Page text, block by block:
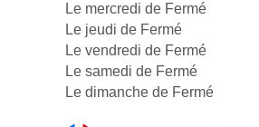
Le mercredi de Fermé
Le jeudi de Fermé
Le vendredi de Fermé
Le samedi de Fermé
Le dimanche de Fermé